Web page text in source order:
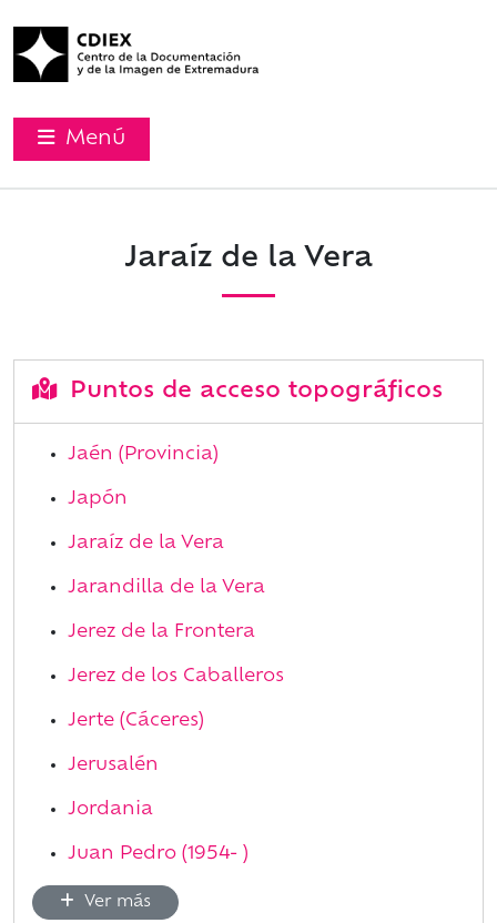
Menú
Jaraíz de la Vera
Puntos de acceso topográficos
Jaén (Provincia)
Japón
Jaraíz de la Vera
Jarandilla de la Vera
Jerez de la Frontera
Jerez de los Caballeros
Jerte (Cáceres)
Jerusalén
Jordania
Juan Pedro (1954- )
Ver más